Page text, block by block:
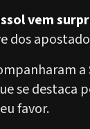
vem
dos
se destaca
favor.